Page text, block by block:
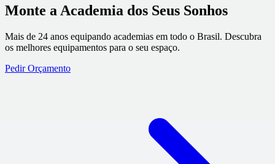
Monte a Academia dos Seus Sonhos
Mais de 24 anos equipando academias em todo o Brasil. Descubra
os melhores equipamentos para o seu espaço.
Pedir Orçamento